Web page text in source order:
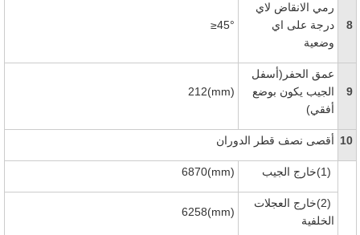
8
رمي الانقاض لاي
درجة على اي
وضعية
≥45°
9
عمق الحفر(أسفل
الجيب يكون بوضع
أفقي)
212(mm)
10 أقصى نصف قطر الدوران
(1)خارج الجيب 6870(mm)
(2)خارج العجلات
الخلفية
6258(mm)